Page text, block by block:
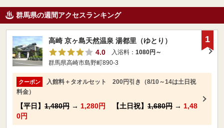
群馬県の週間アクセスランキング
高崎 京ヶ島天然温泉 湯都里（ゆとり）
4.0
入浴料： 1080円～
群馬県高崎市島野町890-3
クーポン
入館料＋タオルセット 200円引き（8/10～14は土日祝
料金）
【平日】 1,480円 → 1,280円 【土日祝】 1,680円 → 1,48
0円
1